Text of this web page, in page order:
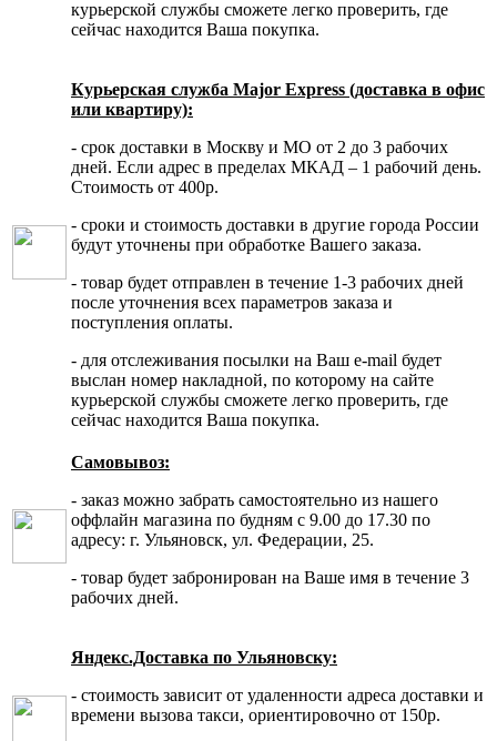
курьерской службы сможете легко проверить, где
сейчас находится Ваша покупка.
Курьерская служба Major Express (доставка в офис
или квартиру):
- срок доставки в Москву и МО от 2 до 3 рабочих
дней. Если адрес в пределах МКАД – 1 рабочий день.
Стоимость от 400р.
- сроки и стоимость доставки в другие города России
будут уточнены при обработке Вашего заказа.
- товар будет отправлен в течение 1-3 рабочих дней
после уточнения всех параметров заказа и
поступления оплаты.
- для отслеживания посылки на Ваш e-mail будет
выслан номер накладной, по которому на сайте
курьерской службы сможете легко проверить, где
сейчас находится Ваша покупка.
Самовывоз:
- заказ можно забрать самостоятельно из нашего
оффлайн магазина по будням с 9.00 до 17.30 по
адресу: г. Ульяновск, ул. Федерации, 25.
- товар будет забронирован на Ваше имя в течение 3
рабочих дней.
Яндекс.Доставка по Ульяновску:
- стоимость зависит от удаленности адреса доставки и
времени вызова такси, ориентировочно от 150р.